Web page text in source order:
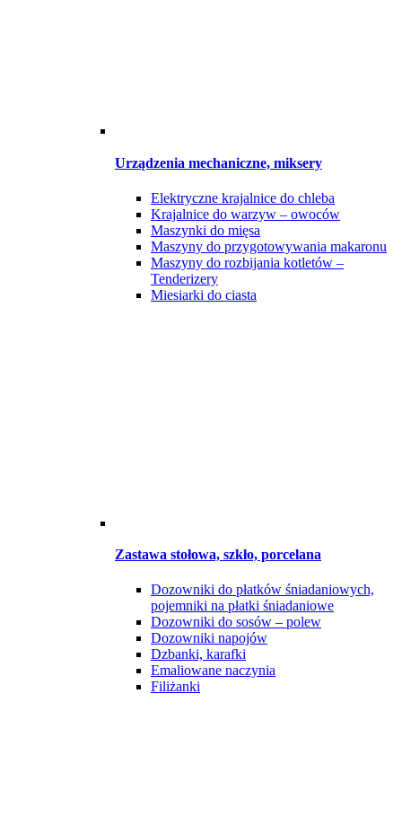
Urządzenia mechaniczne, miksery
Elektryczne krajalnice do chleba
Krajalnice do warzyw – owoców
Maszynki do mięsa
Maszyny do przygotowywania makaronu
Maszyny do rozbijania kotletów –
Tenderizery
Miesiarki do ciasta
Zastawa stołowa, szkło, porcelana
Dozowniki do płatków śniadaniowych,
pojemniki na płatki śniadaniowe
Dozowniki do sosów – polew
Dozowniki napojów
Dzbanki, karafki
Emaliowane naczynia
Filiżanki